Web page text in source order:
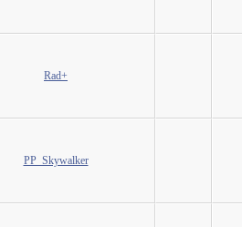
Rad+
PP_Skywalker